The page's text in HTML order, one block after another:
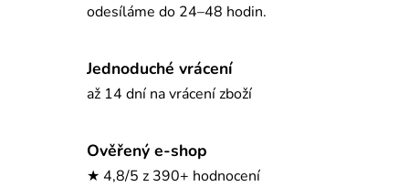
odesíláme do 24–48 hodin.
Jednoduché vrácení
až 14 dní na vrácení zboží
Ověřený e-shop
★ 4,8/5 z 390+ hodnocení